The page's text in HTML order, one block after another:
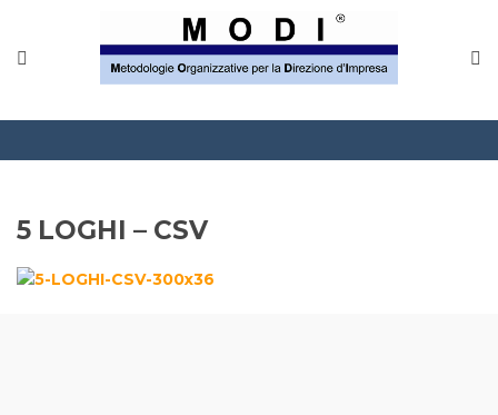
5 LOGHI – CSV